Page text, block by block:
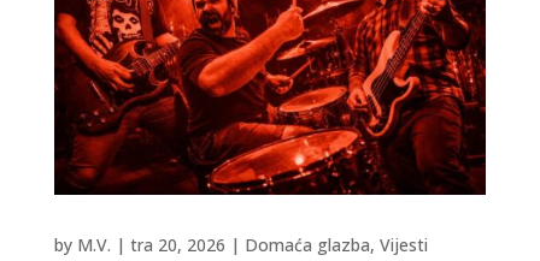
by M.V. | tra 20, 2026 | Domaća glazba, Vijesti